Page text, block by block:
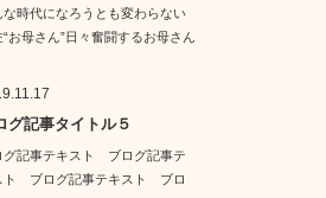
な時代になろうとも変わらない
“お母さん”日々奮闘するお母さん
グ記事タイトル５
グ記事テキスト ブログ記事テ
ト ブログ記事テキスト ブロ